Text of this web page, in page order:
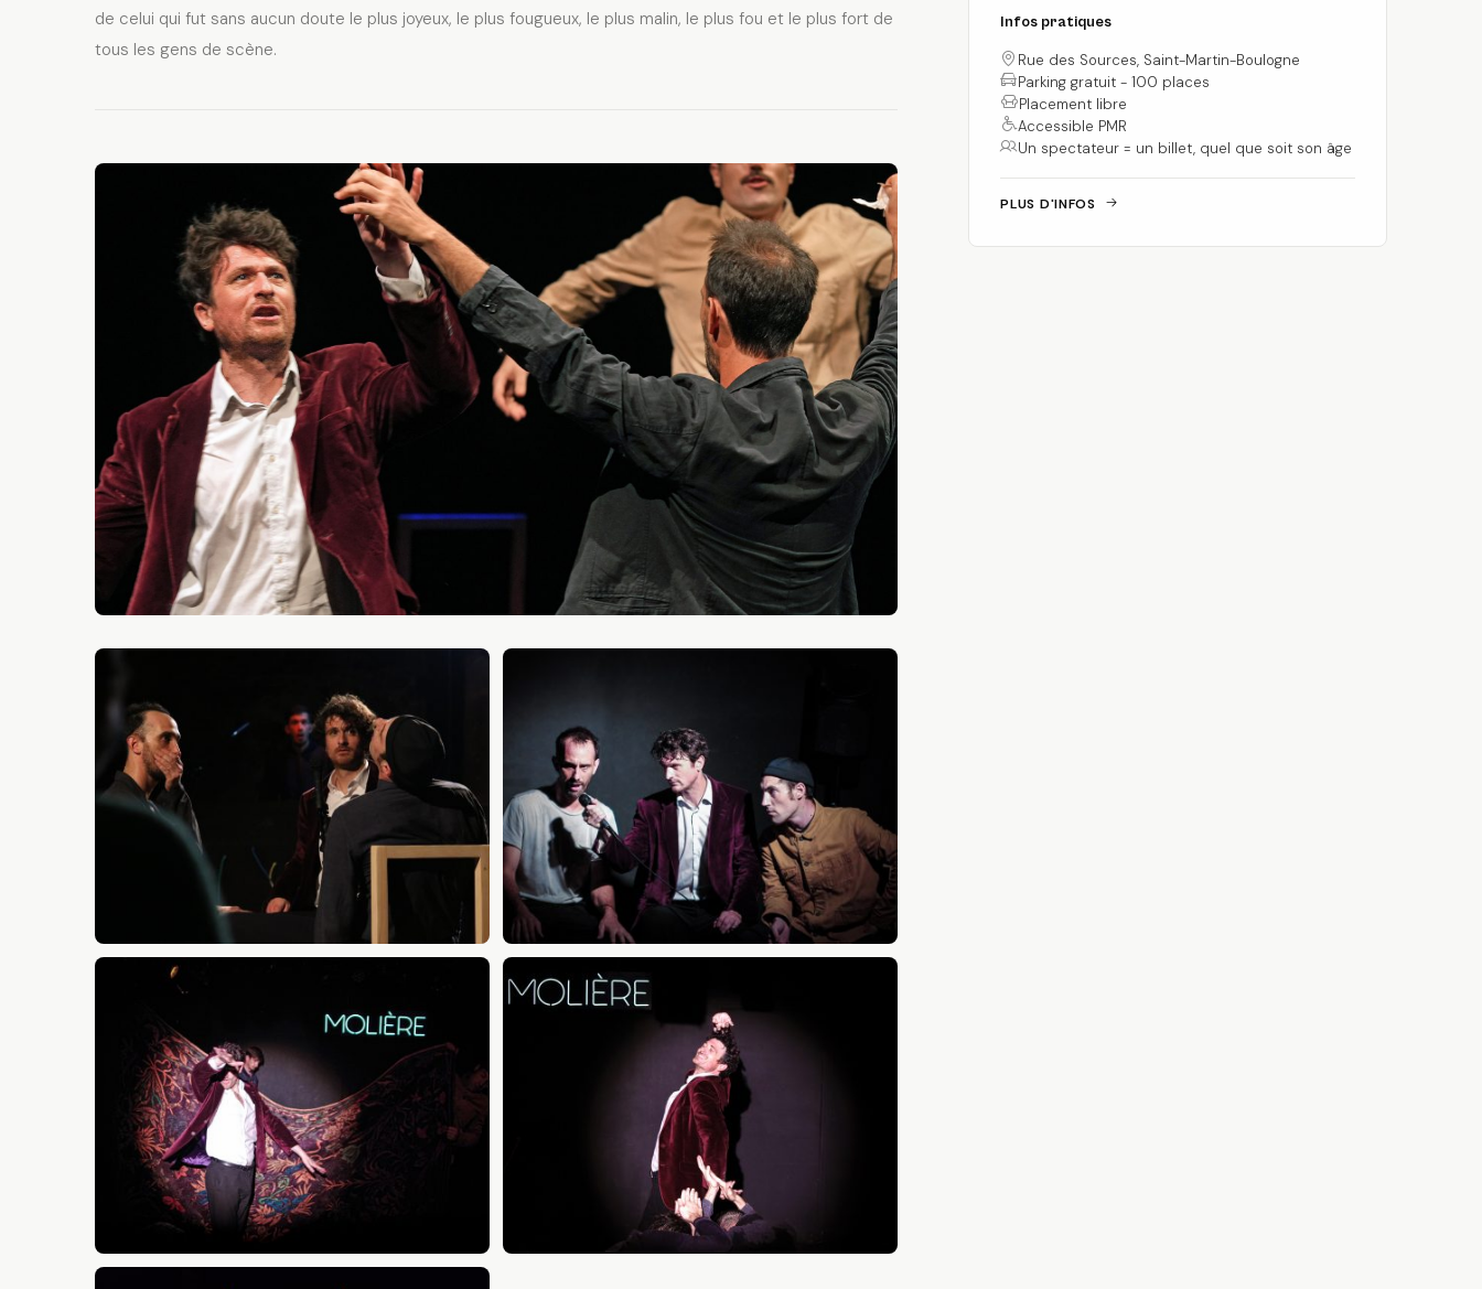
de celui qui fut sans aucun doute le plus joyeux, le plus fougueux, le plus malin, le plus fou et le plus fort de
tous les gens de scène.
Infos pratiques
Rue des Sources, Saint-Martin-Boulogne
Parking gratuit - 100 places
Placement libre
Accessible PMR
Un spectateur = un billet, quel que soit son âge
PLUS D'INFOS